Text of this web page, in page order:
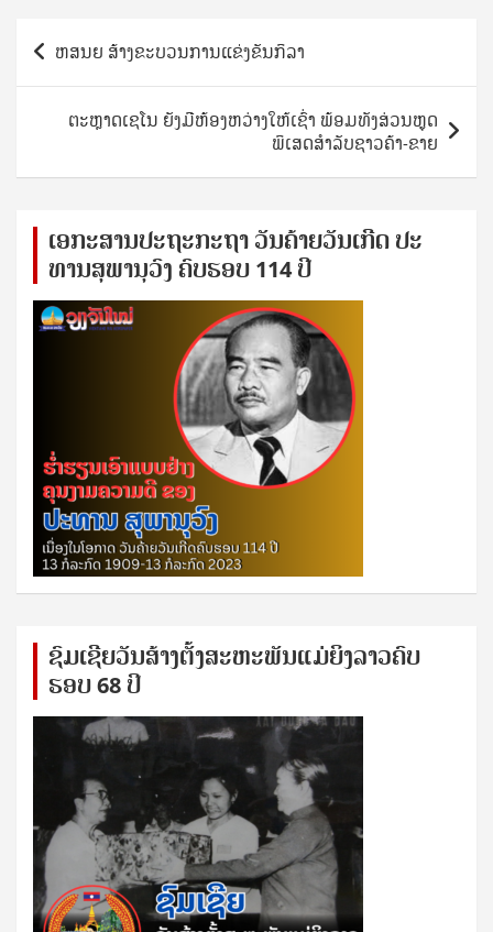
Post
navigation
ຫສນຍ ສ້າງຂະບວນການແຂ່ງຂັນກິລາ
ຕະຫຼາດເຊໂນ ຍັງມີຫ້ອງຫວ່າງໃຫ້ເຊົ່າ ພ້ອມທັງສ່ວນຫຼຸດ
ພິເສດສຳລັບຊາວຄ້າ-ຂາຍ
ເອ​ກະ​ສານ​ປະ​ຖະ​ກະ​ຖ​າ ວັນ​ຄ້າຍ​ວັນ​ເກີດ ປ​ະ​
ທານ​ສຸ​ພາ​ນຸ​ວົງ ຄົບ​ຮອບ 114 ປີ
ຊົ​ມ​ເຊີຍ​ວັນ​ສ້າງ​ຕັ້ງ​ສະ​ຫະ​ພັນ​ແມ່​ຍິງ​​ລາວຄົບ​
ຮອບ 68 ປິ